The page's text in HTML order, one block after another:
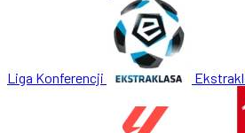
Liga Konferencji